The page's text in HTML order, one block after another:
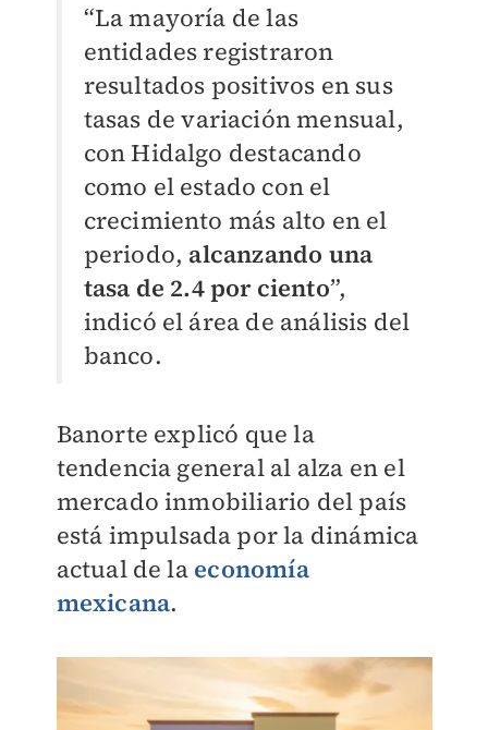
“La mayoría de las
entidades registraron
resultados positivos en sus
tasas de variación mensual,
con Hidalgo destacando
como el estado con el
crecimiento más alto en el
periodo, alcanzando una
tasa de 2.4 por ciento”,
indicó el área de análisis del
banco.
Banorte explicó que la
tendencia general al alza en el
mercado inmobiliario del país
está impulsada por la dinámica
actual de la economía
mexicana.